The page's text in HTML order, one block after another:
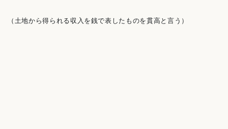
（土地から得られる収入を銭で表したものを貫高と言う）